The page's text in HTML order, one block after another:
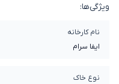
ویژگی‌ها:
نام کارخانه
ایفا سرام
نوع خاک